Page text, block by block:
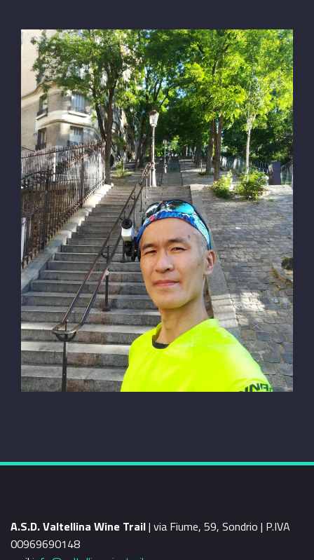
A.S.D. Valtellina Wine Trail| via Fiume, 59, Sondrio | P.IVA
00969690148